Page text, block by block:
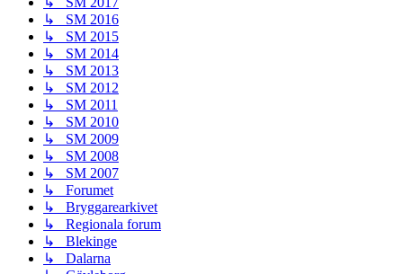
↳ SM 2016
↳ SM 2015
↳ SM 2014
↳ SM 2013
↳ SM 2012
↳ SM 2011
↳ SM 2010
↳ SM 2009
↳ SM 2008
↳ SM 2007
↳ Forumet
↳ Bryggarearkivet
↳ Regionala forum
↳ Blekinge
↳ Dalarna